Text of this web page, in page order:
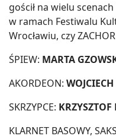
gościł na wielu
w ramach Festiwalu
Wrocławiu, czy
ŚPIEW: MARTA
AKORDEON:
SKRZYPCE:
KLARNET BASOWY,